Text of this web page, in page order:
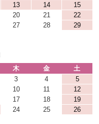
13 14
15
20 21
22
27 28
29
木 金
土
3 4
5
10 11
12
17 18
19
24 25
26